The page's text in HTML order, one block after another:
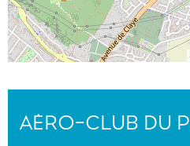
AÉRO-CLUB DU